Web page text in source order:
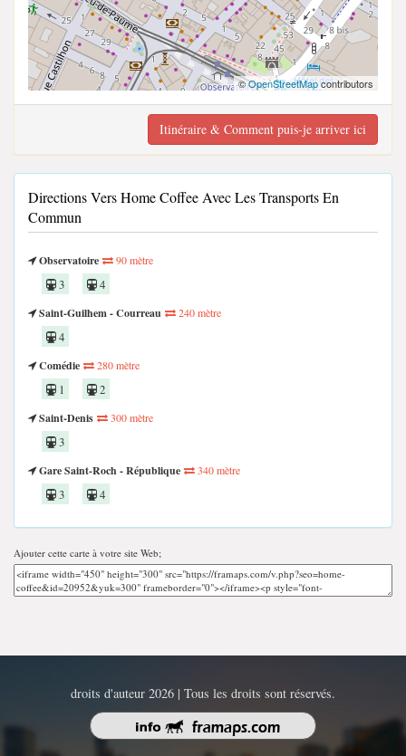
©OpenStreetMapcontributors
Itinéraire & Comment puis-je arriver ici
Directions Vers Home Coffee Avec Les Transports En
Commun
Observatoire 90 mètre
3
4
Saint-Guilhem - Courreau
240 mètre
4
Comédie
280 mètre
1
2
Saint-Denis
300 mètre
3
Gare Saint-Roch - République
340 mètre
3 4
Ajouter cette carte à votre site Web;
droits d'auteur 2026 | Tous les droits sont réservés.